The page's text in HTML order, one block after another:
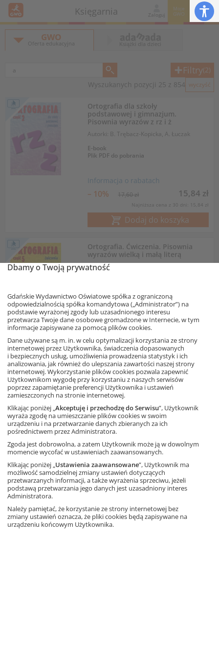
Księgarnia Zaloguj
Moje
GWO
GWO
Oferta edukacyjna Książki dla dzieci
Filtry(2)
Wyszukanych pozycji 25 z 854 wyczyść
Ortografia dla szkoły
podstawowej i gimnazjum.
Pisownia wyrazów z rz i ż
Autorki: B. Trębacz-Kopicka, A. Łuczak
E-book
Plik PDF do pobrania
– 10%
Informacja o rabatach
17,60 zł 15,84 zł
Najniższa cena z 30 dni: 15,84 zł
Dodaj do koszyka
Ortografia. Ćwiczenia. Pisownia
wyrazów wielką i małą literą
Autorki: A. Suchowierska, K. Szostak-Król
– 10%
Informacja o rabatach
Najniższa cena z 30 dni: 15,84 zł
Dodaj do koszyka
Ortografia dla szkoły
podstawowej i gimnazjum.
Autorki: B. Trębacz-Kopicka, A. Łuczak
Produkt jest obecnie niedostępny
Powiadom mnie o dostępności
ćwiczeń podstawowych
Autorzy: P. Zarzycki, M. Tokarska, A.
Orzeszek
Ta strona używa plików cookies.
Akceptuję
Dowiedz się więcej
Dbamy o Twoją prywatność
Gdańskie Wydawnictwo Oświatowe spółka z ograniczoną
odpowiedzialnością spółka komandytowa („Administrator”) na
podstawie wyrażonej zgody lub uzasadnionego interesu
przetwarza Twoje dane osobowe gromadzone w Internecie, w tym
informacje zapisywane za pomocą plików cookies.
Dane używane są m. in. w celu optymalizacji korzystania ze strony
internetowej przez Użytkownika, świadczenia dopasowanych
i bezpiecznych usług, umożliwienia prowadzenia statystyk i ich
analizowania, jak również do ulepszania zawartości naszej strony
internetowej. Wykorzystanie plików cookies pozwala zapewnić
Użytkownikom wygodę przy korzystaniu z naszych serwisów
poprzez zapamiętanie preferencji Użytkownika i ustawień
zamieszczonych na stronie internetowej.
Klikając poniżej „Akceptuję i przechodzę do Serwisu”, Użytkownik
wyraża zgodę na umieszczanie plików cookies w swoim
urządzeniu i na przetwarzanie danych zbieranych za ich
pośrednictwem przez Administratora.
Zgoda jest dobrowolna, a zatem Użytkownik może ją w dowolnym
momencie wycofać w ustawieniach zaawansowanych.
Klikając poniżej „Ustawienia zaawansowane”, Użytkownik ma
możliwość samodzielnej zmiany ustawień dotyczących
przetwarzanych informacji, a także wyrażenia sprzeciwu, jeżeli
podstawą przetwarzania jego danych jest uzasadniony interes
Administratora.
Należy pamiętać, że korzystanie ze strony internetowej bez
zmiany ustawień oznacza, że pliki cookies będą zapisywane na
urządzeniu końcowym Użytkownika.